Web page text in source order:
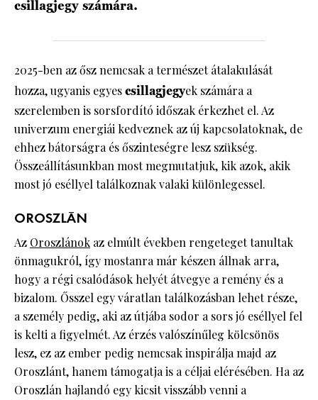
csillagjegy számára.
2025-ben az ősz nemcsak a természet átalakulását
hozza, ugyanis egyescsillagjegyek számára a
szerelemben is sorsfordító időszak érkezhet el. Az
univerzum energiái kedveznek az új kapcsolatoknak, de
ehhez bátorságra és őszinteségre lesz szükség.
Összeállításunkban most megmutatjuk, kik azok, akik
most jó eséllyel találkoznak valaki különlegessel.
OROSZLÁN
Az Oroszlánok az elmúlt években rengeteget tanultak
önmagukról, így mostanra már készen állnak arra,
hogy a régi csalódások helyét átvegye a remény és a
bizalom. Ősszel egy váratlan találkozásban lehet része,
a személy pedig, aki az útjába sodor a sors jó eséllyel fel
is kelti a figyelmét. Az érzés valószínűleg kölcsönös
lesz, ez az ember pedig nemcsak inspirálja majd az
Oroszlánt, hanem támogatja is a céljai elérésében. Ha az
Oroszlán hajlandó egy kicsit visszább venni a